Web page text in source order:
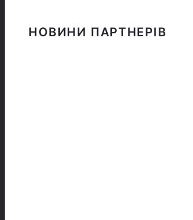
НОВИНИ ПАРТНЕРІВ